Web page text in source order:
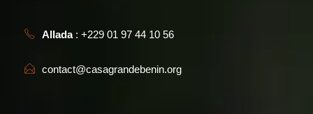
Allada: +229 01 97 44 10 56
contact@casagrandebenin.org